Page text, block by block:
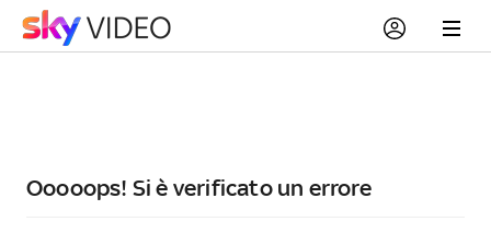
Ooooops! Si è verificato un errore